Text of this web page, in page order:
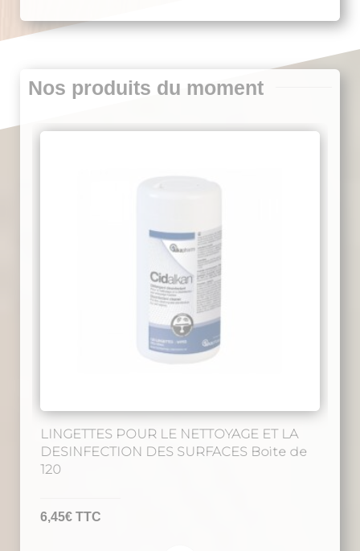
Nos produits du moment
LINGETTES POUR LE NETTOYAGE ET LA
DESINFECTION DES SURFACES Boite de
120
6,45€ TTC